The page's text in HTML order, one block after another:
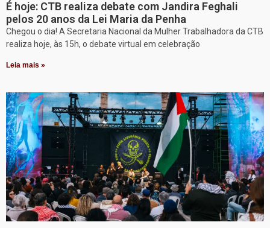
É hoje: CTB realiza debate com Jandira Feghali
pelos 20 anos da Lei Maria da Penha
Chegou o dia! A Secretaria Nacional da Mulher Trabalhadora da CTB
realiza hoje, às 15h, o debate virtual em celebração
Leia mais »